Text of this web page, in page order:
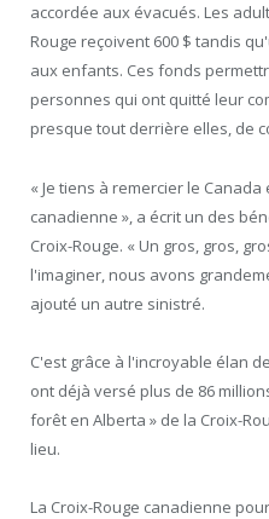
accordée aux évacués. Les
Rouge reçoivent 600 $ tandis
aux enfants. Ces fonds
personnes qui ont quitté leur
presque tout derrière elles, de
« Je tiens à remercier le
canadienne », a écrit un des
Croix-Rouge. « Un gros, gros,
l'imaginer, nous avons
ajouté un autre sinistré.
C'est grâce à l'incroyable élan
ont déjà versé plus de 86
forêt en Alberta » de la Croix-
lieu.
La Croix-Rouge canadienne